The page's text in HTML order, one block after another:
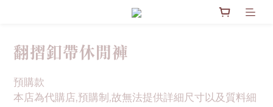
翻摺釦帶休閒褲
預購款
本店為代購店,預購制,故無法提供詳細尺寸以及質料細